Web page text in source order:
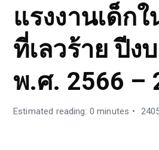
แรงงานเด็ก
ที่เลวร้าย ปี
พ.ศ. 2566 –
Estimated reading: 0 minutes